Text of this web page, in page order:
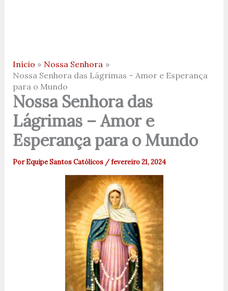
Início
Nossa Senhora
Nossa Senhora das Lágrimas – Amor e Esperança
para o Mundo
Nossa Senhora das
Lágrimas – Amor e
Esperança para o Mundo
PorEquipe Santos Católicos /fevereiro 21, 2024